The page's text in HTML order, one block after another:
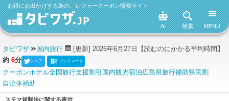
お得にお出かけする為の、レジャークーポン情報サイト
AI 検索 MENU
タビワザ 国内旅行 [更新] 2026年6月27日
【読むのにかかる平均時間】
約 6分 シェア ブックマーク
クーポンホテル全国旅行支援割引 国内観光宿泊広島県旅行補助県民割
自治体補助
ステマ規制法に関する表示